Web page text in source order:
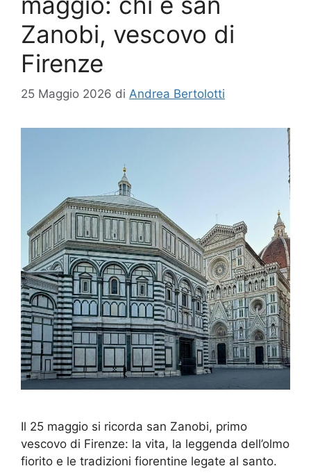
Zanobi, vescovo di
Firenze
25 Maggio 2026 di Andrea Bertolotti
Il 25 maggio si ricorda san Zanobi, primo
vescovo di Firenze: la vita, la leggenda dell’olmo
fiorito e le tradizioni fiorentine legate al santo.